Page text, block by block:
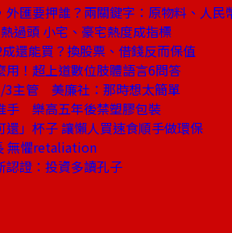
外匯要押誰？兩關鍵字：原物料、人民
過頭 小宅、豪宅熱度成指標
還能買？換股票、借錢反而保值
用！超上道數位肢體語言6問答
3主管 美廉社：那時想太簡單
手 樂高五年後禁塑膠包裝
還」杯子 讓懶人買速食順手做環保
無懼retaliation
認證：投資多讀孔子